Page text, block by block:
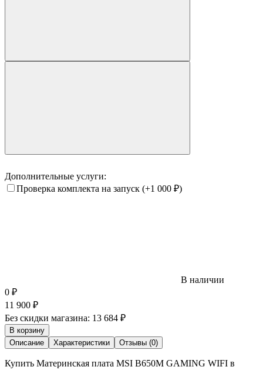
Дополнительные услуги:
Проверка комплекта на запуск (+1 000 ₽)
В наличии
0 ₽
11 900 ₽
Без скидки магазина: 13 684 ₽
В корзину
Описание
Характеристики Отзывы (0)
Купить Материнская плата MSI B650M GAMING WIFI в